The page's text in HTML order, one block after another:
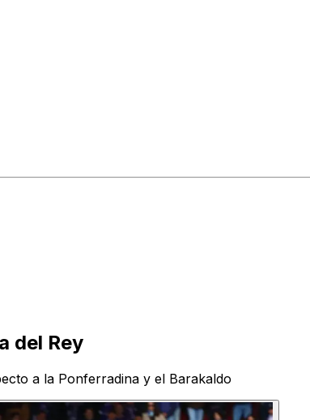
del Rey
a la Ponferradina y el Barakaldo